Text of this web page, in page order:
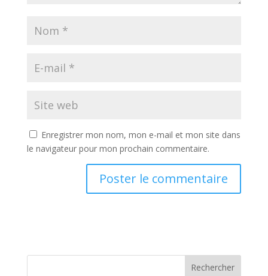
Enregistrer mon nom, mon e-mail et mon site dans
le navigateur pour mon prochain commentaire.
Rechercher